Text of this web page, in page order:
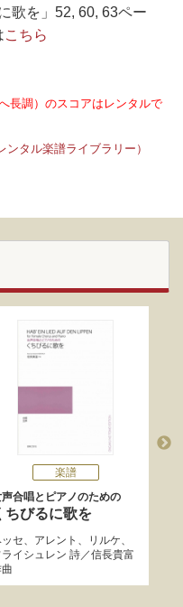
を」52, 60, 63ペー
こちら
長調）のスコアはレンタルで
タル楽譜ライブラリー）
楽譜
合唱とピアノのための
ちびるに歌を
セ、 アレント 、 リルケ、
ライシュレン 詩／信長貴富